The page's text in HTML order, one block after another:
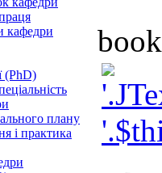
кафедри
(PhD)
плану
і практика